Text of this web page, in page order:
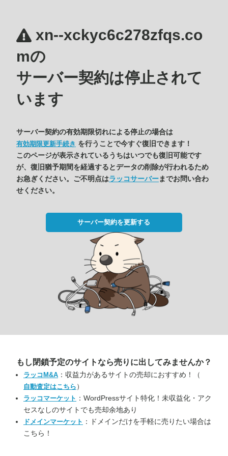
xn--xckyc6c278zfqs.co
mの
サーバー契約は停止されて
います
サーバー契約の有効期限切れによる停止の場合は
有効期限更新手続き を行うことで今すぐ復旧できます！
このページが表示されているうちはいつでも復旧可能です
が、復旧猶予期間を経過するとデータの削除が行われるため
お急ぎください。ご不明点はラッコサーバーまでお問い合わ
せください。
サーバー契約を更新する
もし閉鎖予定のサイトなら売りに出してみませんか？
ラッコM&A ：収益力があるサイトの売却におすすめ！（
自動査定はこちら ）
ラッコマーケット ：WordPressサイト特化！未収益化・アク
セスなしのサイトでも売却余地あり
ドメインマーケット ：ドメインだけを手軽に売りたい場合は
こちら！